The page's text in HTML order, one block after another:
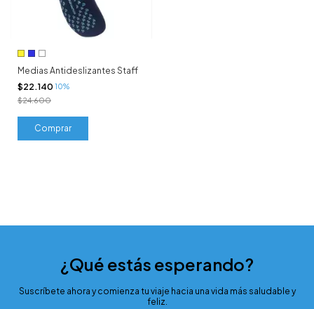
Medias Antideslizantes Staff
$22.140 10%
$24.600
Comprar
¿Qué estás esperando?
Suscríbete ahora y comienza tu viaje hacia una vida más saludable y
feliz.